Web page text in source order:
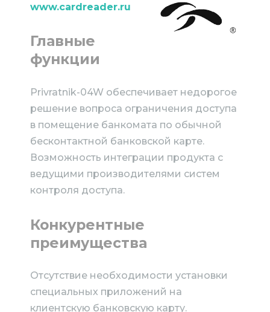
www.cardreader.ru
Главные
функции
Privratnik-04W обеспечивает недорогое
решение вопроса ограничения доступа
в помещение банкомата по обычной
бесконтактной банковской карте.
Возможность интеграции продукта с
ведущими производителями систем
контроля доступа.
Конкурентные
преимущества
Отсутствие необходимости установки
специальных приложений на
клиентскую банковскую карту.